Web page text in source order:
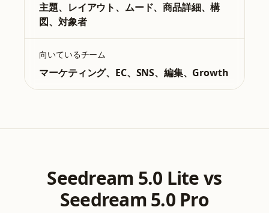
主題、レイアウト、ムード、商品詳細、構
図、対象者
向いているチーム
マーケティング、EC、SNS、編集、Growth
Seedream 5.0 Lite vs
Seedream 5.0 Pro